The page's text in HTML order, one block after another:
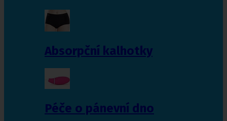
Absorpční kalhotky
Péče o pánevní dno